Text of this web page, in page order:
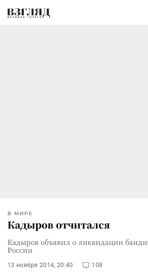
В МИРЕ
Кадыров отчитался
Кадыров объявил о ликвидации
России
13 ноября 2014, 20:40 108